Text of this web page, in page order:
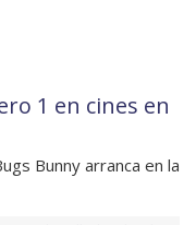
1 en cines en
Bunny arranca en la